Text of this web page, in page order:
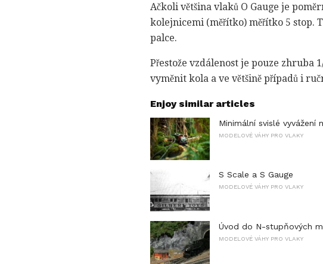
Ačkoli většina vlaků O Gauge je
kolejnicemi (měřítko) měřítko 5 stop.
palce.
Přestože vzdálenost je pouze zhruba
vyměnit kola a ve většině případů i
Enjoy similar articles
Minimální svislé
MODELOVÉ VÁHY PRO VLAKY
S Scale a S Gauge
MODELOVÉ VÁHY PRO VLAKY
Úvod do N-stupňových
MODELOVÉ VÁHY PRO VLAKY